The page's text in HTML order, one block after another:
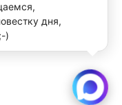
дня,
)